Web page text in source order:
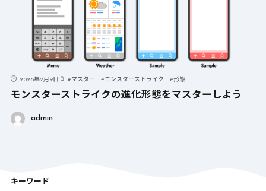
2026年2月9日 #マスター #モンスターストライク #形態
モンスターストライクの進化形態をマスターしよう
admin
キーワード